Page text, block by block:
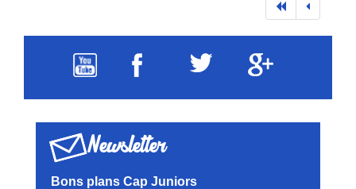
Newsletter
Bons plans Cap Juniors